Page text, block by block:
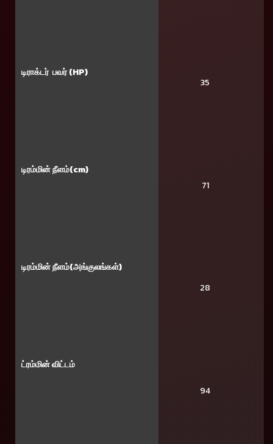
டிராக்டர் பவர் (HP)
டிரம்மின் நீளம்(cm)
டிரம்மின் நீளம்(அங்குலங்கள்)
ட்ரம்மின் விட்டம்
35
71
28
94